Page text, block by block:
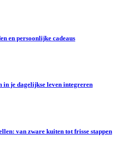
en persoonlijke cadeaus
in je dagelijkse leven integreren
van zware kuiten tot frisse stappen